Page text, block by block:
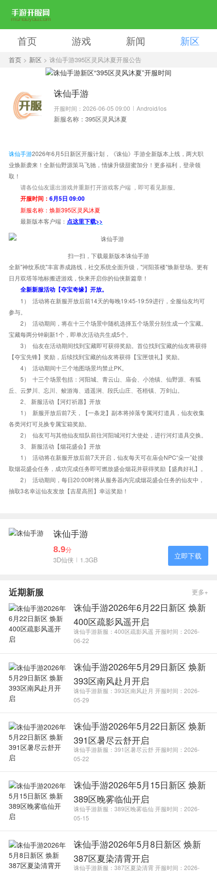
首页 游戏 新闻 新区
首页> 新区 > 诛仙手游395区灵风沐夏开服公告
诛仙手游
开服时间：2026-06-05 09:00 Android/ios
新服名称：395区灵风沐夏
诛仙手游2026年6月5日新区开服计划，《诛仙》手游全新版本上线，两大职
业焕新袭来！全新仙野源策马飞驰，情缘升级甜蜜加分！更多福利，登录领
取！
请各位仙友退出游戏并重新打开游戏客户端 ，即可看见新服。
开服时间： 6月5日 09:00
新服名称： 焕新395区灵风沐夏
最新版本客户端： 点这里下载>>
扫一扫，下载最新版本诛仙手游
全新"神纹系统"丰富养成路线，社交系统全面升级，"河阳茶楼"焕新登场。更有
日月双塔等地标搬进游戏，快来开启你的仙侠新篇章！
全新新服活动【夺宝奇缘】开放。
1） 活动将在新服开放后前14天的每晚19:45-19:59进行，全服仙友均可
参与。
2） 活动期间，将在十三个场景中随机选择五个场景分别生成一个宝藏。
宝藏每两分钟刷新1个，即单次活动共生成5个。
3） 仙友在活动期间找到宝藏即可获得奖励。首位找到宝藏的仙友将获得
【夺宝先锋】奖励，后续找到宝藏的仙友将获得【宝匣馈礼】奖励。
4） 活动期间十三个地图场景均禁止PK。
5） 十三个场景包括：河阳城、青云山、庙会、小池镇、仙野源、有狐
丘、云梦川、忘川、鲛游海、逍遥涧、段氏山庄、苍梧镇、万剑山。
2、 新服活动【河灯祈愿】开放
1） 新服开放后前7天，【一条龙】副本将掉落专属河灯道具，仙友收集
各类河灯可兑换专属宝箱奖励。
2） 仙友可与其他仙友组队前往河阳城河灯大使处，进行河灯道具交换。
3、 新服活动【烟花盛会】开放
1） 活动将在新服开放后前7天开启，仙友每天可在庙会NPC“朵一”处接
取烟花盛会任务，成功完成任务即可燃放盛会烟花并获得奖励【盛典好礼】。
2） 活动期间，每日20:00时将从服务器内完成烟花盛会任务的仙友中，
抽取3名幸运仙友发放【吉星高照】幸运奖励！
诛仙手游
8.9分
3D仙侠
1.3GB 立即下载
近期新服 更多+
诛仙手游2026年6月22日新区 焕新
400区疏影风遥开启
诛仙手游新服：400区疏影风遥 开服时间：2026-
06-22
诛仙手游2026年5月29日新区 焕新
393区南风赴月开启
诛仙手游新服：393区南风赴月 开服时间：2026-
05-29
诛仙手游2026年5月22日新区 焕新
391区暑尽云舒开启
诛仙手游新服：391区暑尽云舒 开服时间：2026-
05-22
诛仙手游2026年5月15日新区 焕新
389区晚雾临仙开启
诛仙手游新服：389区晚雾临仙 开服时间：2026-
05-15
诛仙手游2026年5月8日新区 焕新
387区夏染清霄开启
诛仙手游新服：387区夏染清霄 开服时间：2026-